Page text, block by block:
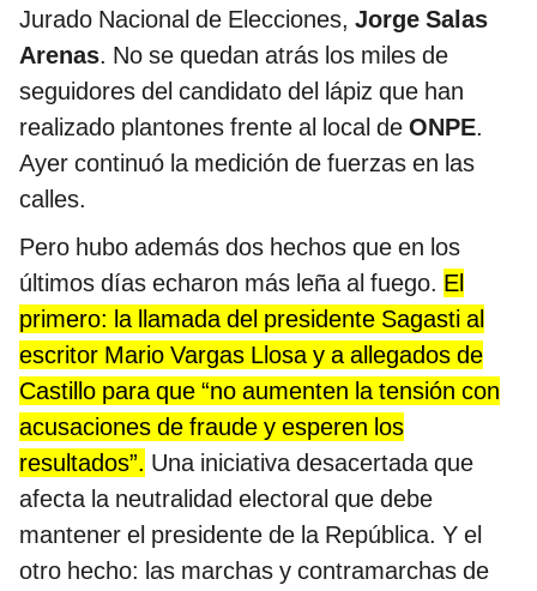
Jurado Nacional de Elecciones, Jorge Salas
Arenas. No se quedan atrás los miles de
seguidores del candidato del lápiz que han
realizado plantones frente al local de ONPE.
Ayer continuó la medición de fuerzas en las
calles.
Pero hubo además dos hechos que en los
últimos días echaron más leña al fuego. El
primero: la llamada del presidente Sagasti al
escritor Mario Vargas Llosa y a allegados de
Castillo para que “no aumenten la tensión con
acusaciones de fraude y esperen los
resultados”. Una iniciativa desacertada que
afecta la neutralidad electoral que debe
mantener el presidente de la República. Y el
otro hecho: las marchas y contramarchas de